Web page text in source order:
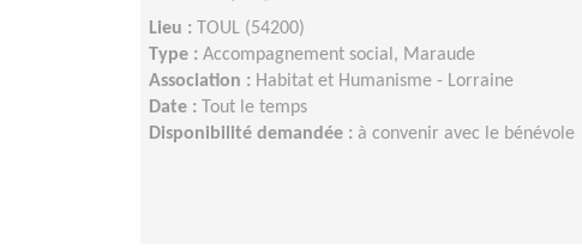
Lieu :
TOUL (54200)
Type : Accompagnement social, Maraude
Association : Habitat et Humanisme - Lorraine
Date :
Tout le temps
Disponibilité demandée : à convenir avec le bénévole